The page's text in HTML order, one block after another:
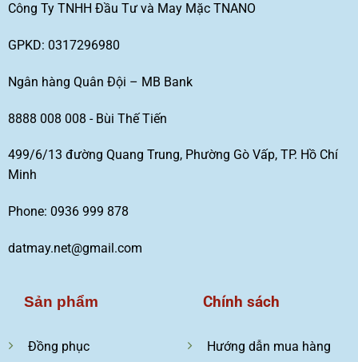
Công Ty TNHH Đầu Tư và May Mặc TNANO
GPKD: 0317296980
Ngân hàng Quân Đội – MB Bank
8888 008 008 - Bùi Thế Tiến
499/6/13 đường Quang Trung, Phường Gò Vấp, TP. Hồ Chí
Minh
Phone: 0936 999 878
datmay.net@gmail.com
Sản phẩm
Đồng phục
Chính sách
Hướng dẫn mua hàng